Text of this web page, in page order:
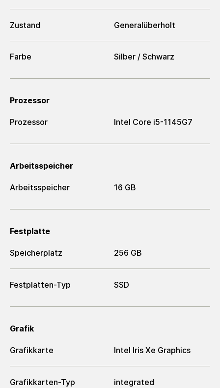
Zustand Generalüberholt
Farbe Silber / Schwarz
Prozessor
Prozessor Intel Core i5-1145G7
Arbeitsspeicher
Arbeitsspeicher 16 GB
Festplatte
Speicherplatz 256 GB
Festplatten-Typ SSD
Grafik
Grafikkarte Intel Iris Xe Graphics
Grafikkarten-Typ integrated